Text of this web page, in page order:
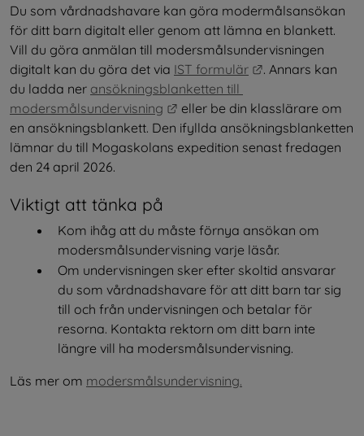
Du som vårdnadshavare kan göra modermålsansökan
för ditt barn digitalt eller genom att lämna en blankett.
Vill du göra anmälan till modersmålsundervisningen
digitalt kan du göra det via IST formulär Länk till annan
. Annars kan
du ladda ner ansökningsblanketten till
modersmålsundervisning
Länk till annan webbplats.
eller be din klasslärare om
en ansökningsblankett. Den ifyllda ansökningsblanketten
lämnar du till Mogaskolans expedition senast fredagen
den 24 april 2026.
Viktigt att tänka på
Kom ihåg att du måste förnya ansökan om
modersmålsundervisning varje läsår.
Om undervisningen sker efter skoltid ansvarar
du som vårdnadshavare för att ditt barn tar sig
till och från undervisningen och betalar för
resorna. Kontakta rektorn om ditt barn inte
längre vill ha modersmålsundervisning.
Läs mer om modersmålsundervisning.